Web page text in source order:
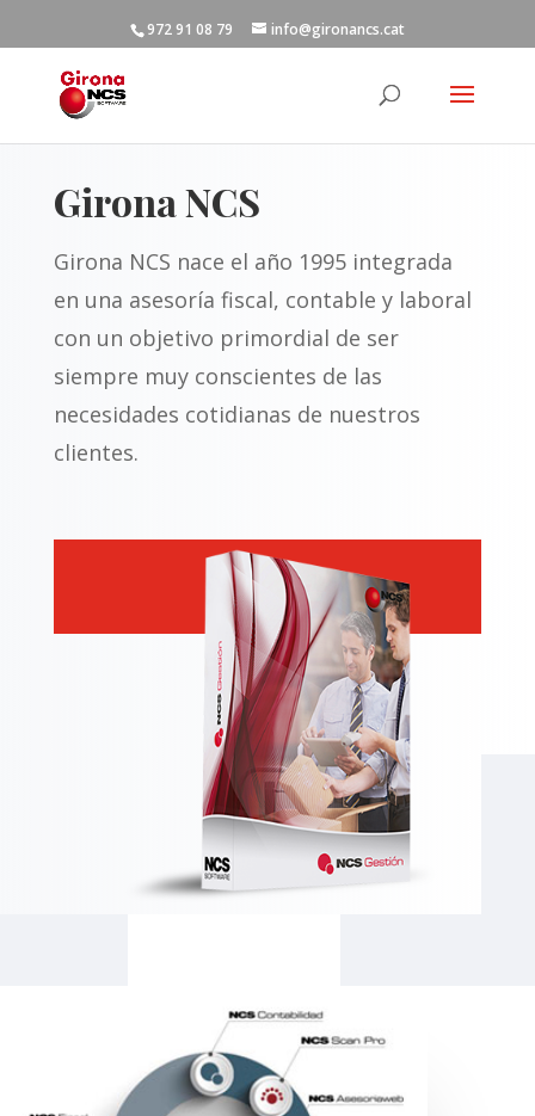
972 91 08 79 info@gironancs.cat
Girona NCS
Girona NCS nace el año 1995 integrada
en una asesoría fiscal, contable y laboral
con un objetivo primordial de ser
siempre muy conscientes de las
necesidades cotidianas de nuestros
clientes.